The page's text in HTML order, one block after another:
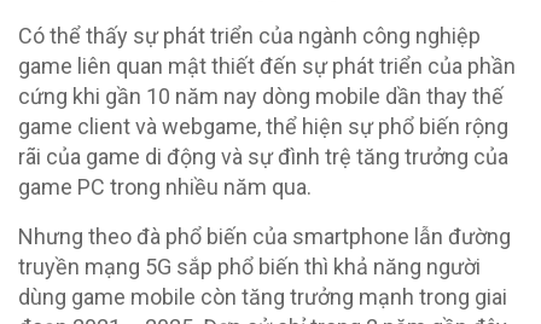
Có thể thấy sự phát triển của ngành công nghiệp
game liên quan mật thiết đến sự phát triển của phần
cứng khi gần 10 năm nay dòng mobile dần thay thế
game client và webgame, thể hiện sự phổ biến rộng
rãi của game di động và sự đình trệ tăng trưởng của
game PC trong nhiều năm qua.
Nhưng theo đà phổ biến của smartphone lẫn đường
truyền mạng 5G sắp phổ biến thì khả năng người
dùng game mobile còn tăng trưởng mạnh trong giai